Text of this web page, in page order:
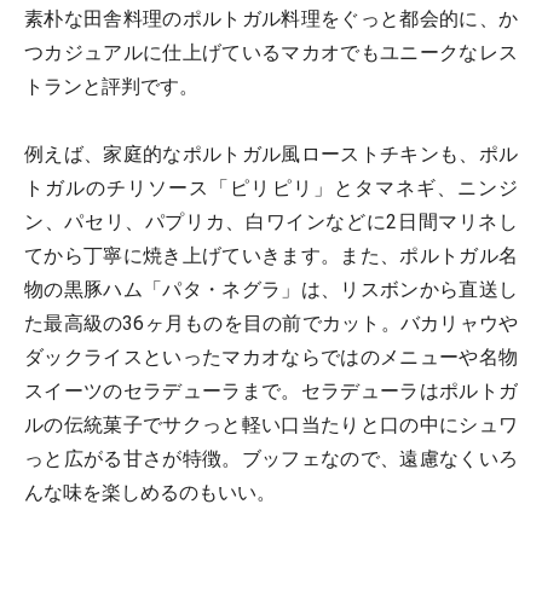
素朴な田舎料理のポルトガル料理をぐっと都会的に、か
つカジュアルに仕上げているマカオでもユニークなレス
トランと評判です。
例えば、家庭的なポルトガル風ローストチキンも、ポル
トガルのチリソース「ピリピリ」とタマネギ、ニンジ
ン、パセリ、パプリカ、白ワインなどに2日間マリネし
てから丁寧に焼き上げていきます。また、ポルトガル名
物の黒豚ハム「パタ・ネグラ」は、リスボンから直送し
た最高級の36ヶ月ものを目の前でカット。バカリャウや
ダックライスといったマカオならではのメニューや名物
スイーツのセラデューラまで。セラデューラはポルトガ
ルの伝統菓子でサクっと軽い口当たりと口の中にシュワ
っと広がる甘さが特徴。ブッフェなので、遠慮なくいろ
んな味を楽しめるのもいい。